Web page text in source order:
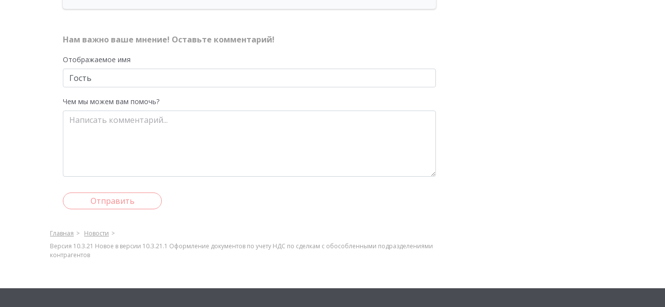
Нам важно ваше мнение! Оставьте комментарий!
Отображаемое имя
Чем мы можем вам помочь?
Отправить
Главная
Новости
Версия 10.3.21 Новое в версии 10.3.21.1 Оформление документов по учету НДС по сделкам с обособленными подразделениями
контрагентов